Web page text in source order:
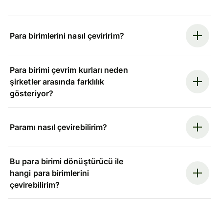
Para birimlerini nasıl çeviririm?
Para birimi çevrim kurları neden
şirketler arasında farklılık
gösteriyor?
Paramı nasıl çevirebilirim?
Bu para birimi dönüştürücü ile
hangi para birimlerini
çevirebilirim?